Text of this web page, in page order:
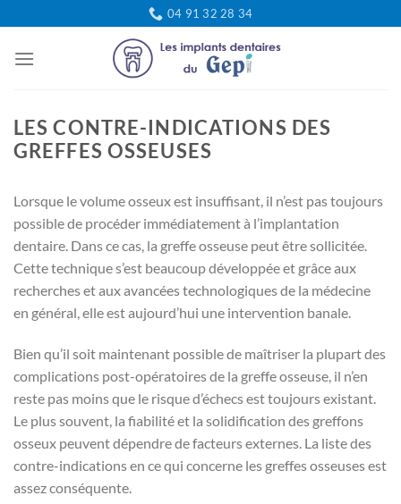
contenu
04 91 32 28 34
LES CONTRE-INDICATIONS DES
GREFFES OSSEUSES
Lorsque le volume osseux est insuffisant, il n’est pas toujours
possible de procéder immédiatement à l’implantation
dentaire. Dans ce cas, la greffe osseuse peut être sollicitée.
Cette technique s’est beaucoup développée et grâce aux
recherches et aux avancées technologiques de la médecine
en général, elle est aujourd’hui une intervention banale.
Bien qu’il soit maintenant possible de maîtriser la plupart des
complications post-opératoires de la greffe osseuse, il n’en
reste pas moins que le risque d’échecs est toujours existant.
Le plus souvent, la fiabilité et la solidification des greffons
osseux peuvent dépendre de facteurs externes. La liste des
contre-indications en ce qui concerne les greffes osseuses est
assez conséquente.